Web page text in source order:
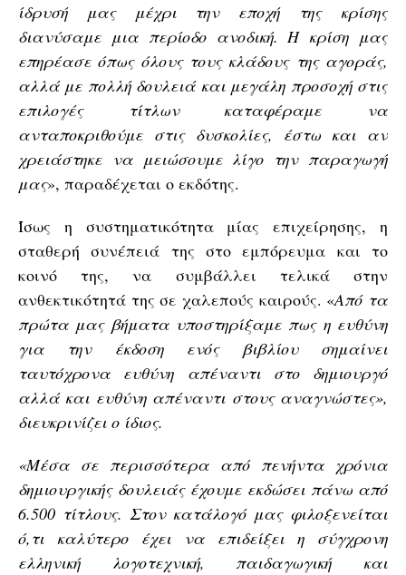
ίδρυσή μας μέχρι την εποχή της κρίσης
διανύσαμε μια περίοδο ανοδική. Η κρίση μας
επηρέασε όπως όλους τους κλάδους της αγοράς,
αλλά με πολλή δουλειά και μεγάλη προσοχή στις
επιλογές τίτλων καταφέραμε να
ανταποκριθούμε στις δυσκολίες, έστω και αν
χρειάστηκε να μειώσουμε λίγο την παραγωγή
μας», παραδέχεται ο εκδότης.
Ίσως η συστηματικότητα μίας επιχείρησης, η
σταθερή συνέπειά της στο εμπόρευμα και το
κοινό της, να συμβάλλει τελικά στην
ανθεκτικότητά της σε χαλεπούς καιρούς. «Από τα
πρώτα μας βήματα υποστηρίξαμε πως η ευθύνη
για την έκδοση ενός βιβλίου σημαίνει
ταυτόχρονα ευθύνη απέναντι στο δημιουργό
αλλά και ευθύνη απέναντι στους αναγνώστες»,
διευκρινίζει ο ίδιος.
«Μέσα σε περισσότερα από πενήντα χρόνια
δημιουργικής δουλειάς έχουμε εκδώσει πάνω από
6.500 τίτλους. Στον κατάλογό μας φιλοξενείται
ό,τι καλύτερο έχει να επιδείξει η σύγχρονη
ελληνική λογοτεχνική, παιδαγωγική και